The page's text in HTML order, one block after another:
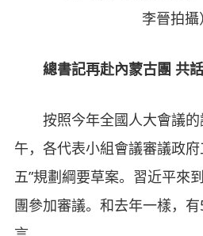
李晉拍攝）
總書記再赴內蒙古團 共
按照今年全國人大會議的
午，各代表小組會議審議政
五”規劃綱要草案。習近平來
團參加審議。和去年一樣，